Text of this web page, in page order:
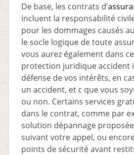
De base, les contrats d’
incluent la responsabilité
pour les dommages causés
le socle logique de toute
vous aurez également dans
protection juridique accident
défense de vos intérêts, en
un accident, et c que vous
ou non. Certains services
dans le contrat, comme par
solution dépannage
suivant votre appel, ou
points de sécurité avant